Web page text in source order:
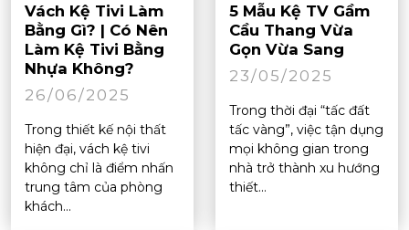
Vách Kệ Tivi Làm
Bằng Gì? | Có Nên
Làm Kệ Tivi Bằng
Nhựa Không?
26/06/2025
Trong thiết kế nội thất
hiện đại, vách kệ tivi
không chỉ là điểm nhấn
trung tâm của phòng
khách...
5 Mẫu Kệ TV Gầm
Cầu Thang Vừa
Gọn Vừa Sang
23/05/2025
Trong thời đại “tấc đất
tấc vàng”, việc tận dụng
mọi không gian trong
nhà trở thành xu hướng
thiết...